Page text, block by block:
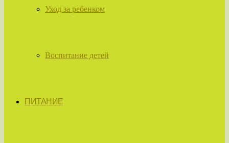
Уход за ребенком
Воспитание детей
ПИТАНИЕ